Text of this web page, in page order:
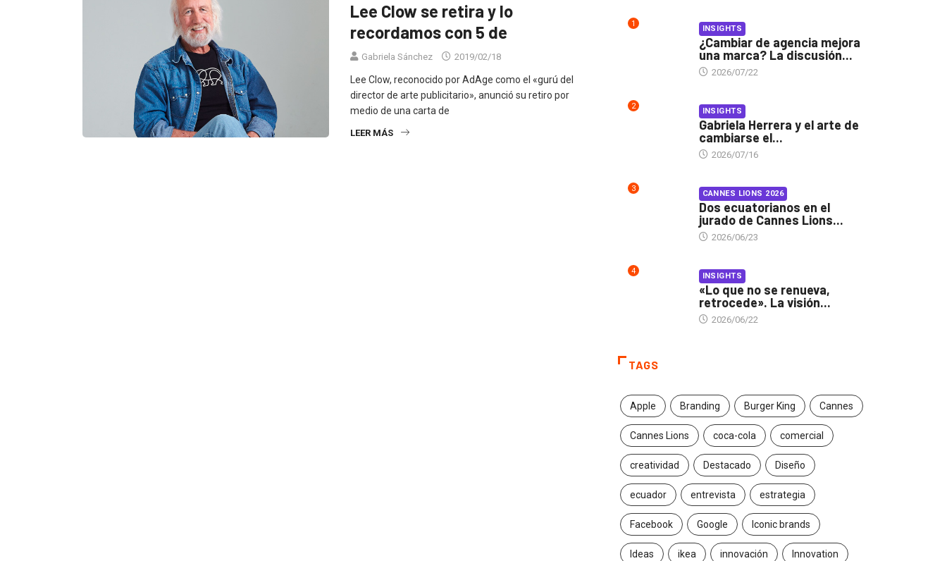
Lee Clow se retira y lo
recordamos con 5 de
Gabriela Sánchez 2019/02/18
Lee Clow, reconocido por AdAge como el «gurú del
director de arte publicitario», anunció su retiro por
medio de una carta de
LEER MÁS
1 INSIGHTS
¿Cambiar de agencia mejora
una marca? La discusión...
2026/07/22
2 INSIGHTS
Gabriela Herrera y el arte de
cambiarse el...
2026/07/16
3 CANNES LIONS 2026
Dos ecuatorianos en el
jurado de Cannes Lions...
2026/06/23
4 INSIGHTS
«Lo que no se renueva,
retrocede». La visión...
2026/06/22
TAGS
Apple Branding Burger King Cannes
Cannes Lions coca-cola comercial
creatividad Destacado Diseño
ecuador entrevista estrategia
Facebook Google Iconic brands
Ideas ikea innovación Innovation